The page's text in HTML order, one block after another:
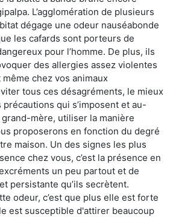
L’agglomération de plusieurs
dégage une odeur nauséabonde
les cafards sont porteurs de
pour l’homme. De plus, ils
des allergies assez violentes
même chez vos animaux
tous ces désagréments, le mieux
qui s’imposent et au-
mère, utiliser la manière
proposerons en fonction du degré
maison. Un des signes les plus
chez vous, c’est la présence en
un peu partout et de
persistante qu’ils secrètent.
odeur, c’est que plus elle est forte
est susceptible d'attirer beaucoup